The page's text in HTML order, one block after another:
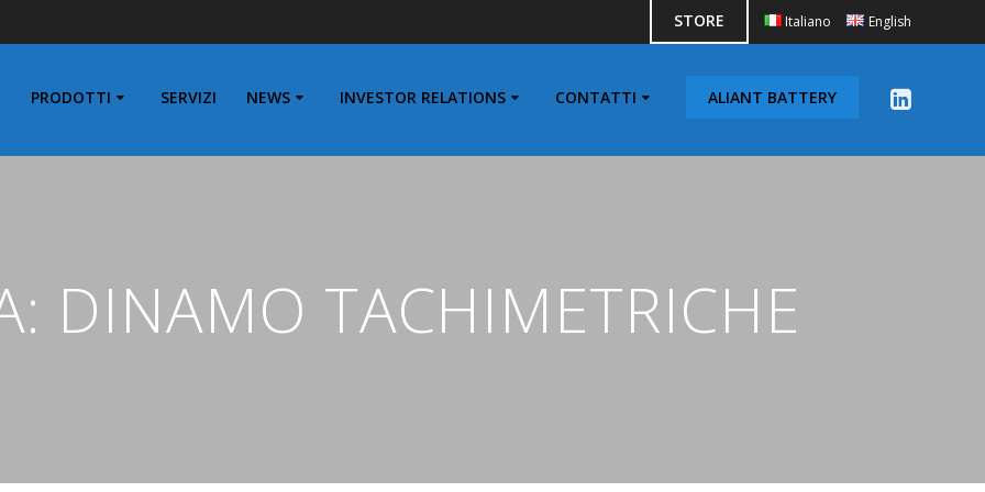
STORE Italiano English
PRODOTTI SERVIZI NEWS INVESTOR RELATIONS CONTATTI ALIANT BATTERY
DINAMO TACHIMETRICHE